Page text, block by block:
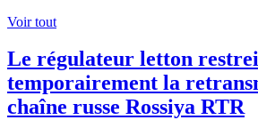
Voir tout
Le régulateur letton
temporairement la
chaîne russe Rossiya RTR